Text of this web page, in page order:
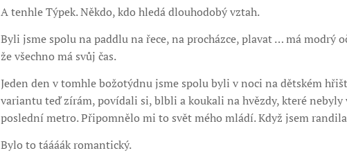
A tenhle Týpek. Někdo, kdo hledá dlouhodobý vztah.
Byli jsme spolu na paddlu na řece, na procházce, plavat … má modrý
že všechno má svůj čas.
Jeden den v tomhle božotýdnu jsme spolu byli v noci na dětském
variantu teď zírám, povídali si, blbli a koukali na hvězdy, které
poslední metro. Připomnělo mi to svět mého mládí. Když jsem
Bylo to táááák romantický.